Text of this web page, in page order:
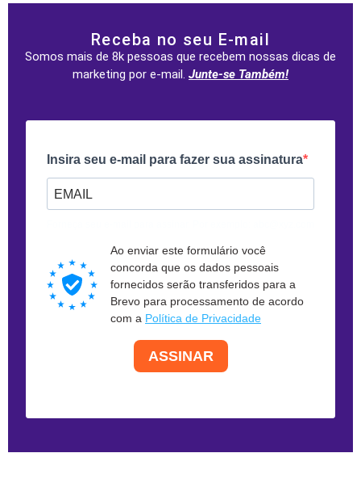
Receba no seu E-mail
Somos mais de 8k pessoas que recebem nossas dicas de
marketing por e-mail. Junte-se Também!
Insira seu e-mail para fazer sua assinatura
Ao enviar este formulário você
concorda que os dados pessoais
fornecidos serão transferidos para a
Brevo para processamento de acordo
com a Política de Privacidade
ASSINAR